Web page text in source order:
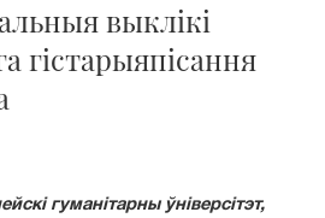
выклікі
гістарыяпісання
гуманітарны ўніверсітэт,